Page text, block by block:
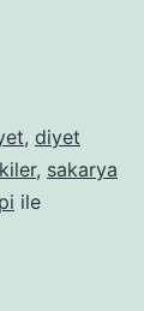
, diyet
, sakarya
ile